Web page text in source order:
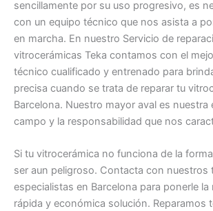
sencillamente por su uso progresivo, es
con un equipo técnico que nos asista a
en marcha. En nuestro Servicio de
vitrocerámicas Teka contamos con el
técnico cualificado y entrenado para
precisa cuando se trata de reparar tu
Barcelona. Nuestro mayor aval es nuestra
campo y la responsabilidad que nos
Si tu vitrocerámica no funciona de la
ser aun peligroso. Contacta con nuestros
especialistas en Barcelona para ponerle la
rápida y económica solución. Reparamos